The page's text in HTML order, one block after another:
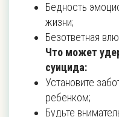
Бедность
жизни;
Безответная
Что может
суицида:
Установите
ребенком;
Будьте